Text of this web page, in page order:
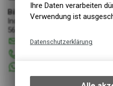
Bike & Dive GmbH
Industriestrasse 17
5644 Auw
info@bikeanddive.ch
Ihre Daten verarbeiten
Verwendung ist
Datenschutzerklärung